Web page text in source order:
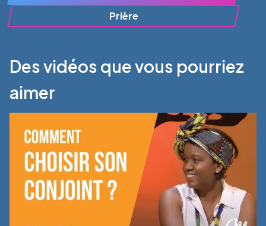
Prière
Des vidéos que vous pourriez
aimer